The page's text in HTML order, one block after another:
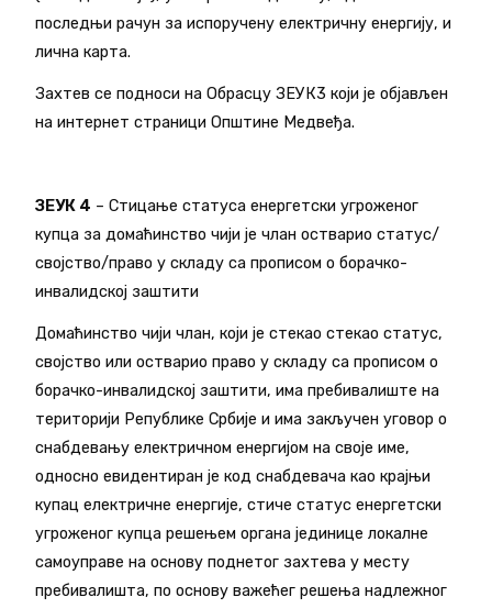
последњи рачун за испоручену електричну енергију, и
лична карта.
Захтев се подноси на Обрасцу ЗЕУК3 који је објављен
на интернет страници Општине Медвеђа.
ЗЕУК 4 – Стицање статуса енергетски угроженог
купца за домаћинство чији је члан остварио статус/
својство/право у складу са прописом о борачко-
инвалидској заштити
Домаћинство чији члан, који је стекао стекао статус,
својство или остварио право у складу са прописом о
борачко-инвалидској заштити, има пребивалиште на
територији Републике Србије и има закључен уговор о
снабдевању електричном енергијом на своје име,
односно евидентиран је код снабдевача као крајњи
купац електричне енергије, стиче статус енергетски
угроженог купца решењем органа јединице локалне
самоуправе на основу поднетог захтева у месту
пребивалишта, по основу важећег решења надлежног